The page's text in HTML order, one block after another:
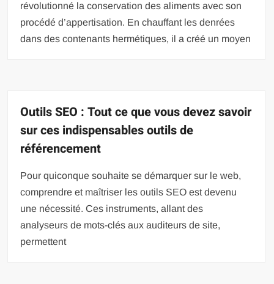
révolutionné la conservation des aliments avec son
procédé d’appertisation. En chauffant les denrées
dans des contenants hermétiques, il a créé un moyen
Outils SEO : Tout ce que vous devez savoir
sur ces indispensables outils de
référencement
Pour quiconque souhaite se démarquer sur le web,
comprendre et maîtriser les outils SEO est devenu
une nécessité. Ces instruments, allant des
analyseurs de mots-clés aux auditeurs de site,
permettent